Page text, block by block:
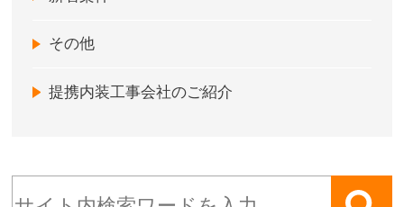
その他
提携内装工事会社のご紹介